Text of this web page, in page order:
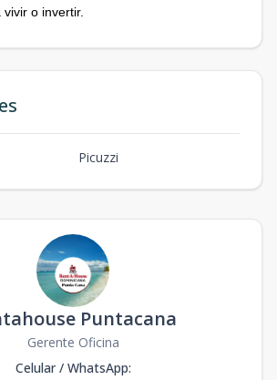
o invertir.
Picuzzi
Puntacana
Gerente Oficina
Celular / WhatsApp: